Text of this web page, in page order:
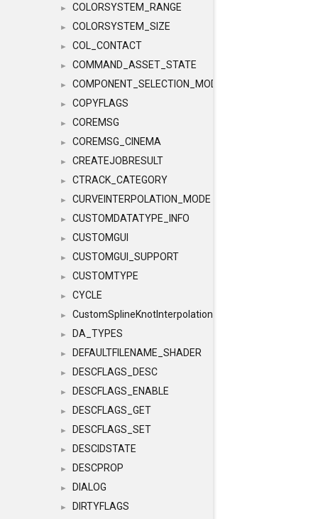
► COLORSYSTEM_RANGE
► COLORSYSTEM_SIZE
► COL_CONTACT
► COMMAND_ASSET_STATE
► COMPONENT_SELECTION_MODES
► COPYFLAGS
► COREMSG
► COREMSG_CINEMA
► CREATEJOBRESULT
► CTRACK_CATEGORY
► CURVEINTERPOLATION_MODE
► CUSTOMDATATYPE_INFO
► CUSTOMGUI
► CUSTOMGUI_SUPPORT
► CUSTOMTYPE
► CYCLE
► CustomSplineKnotInterpolation
► DA_TYPES
► DEFAULTFILENAME_SHADER
► DESCFLAGS_DESC
► DESCFLAGS_ENABLE
► DESCFLAGS_GET
► DESCFLAGS_SET
► DESCIDSTATE
► DESCPROP
► DIALOG
► DIRTYFLAGS